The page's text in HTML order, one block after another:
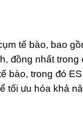
tế bào, bao
đồng nhất
bào, trong đó
tối ưu hóa khả